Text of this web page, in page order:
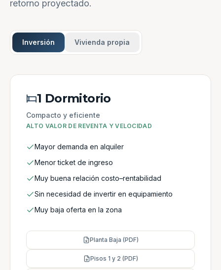
retorno proyectado.
Inversión Vivienda propia
1 Dormitorio
Compacto y eficiente
ALTO VALOR DE REVENTA Y VELOCIDAD
Mayor demanda en alquiler
Menor ticket de ingreso
Muy buena relación costo–rentabilidad
Sin necesidad de invertir en equipamiento
Muy baja oferta en la zona
Planta Baja (PDF)
Pisos 1 y 2 (PDF)